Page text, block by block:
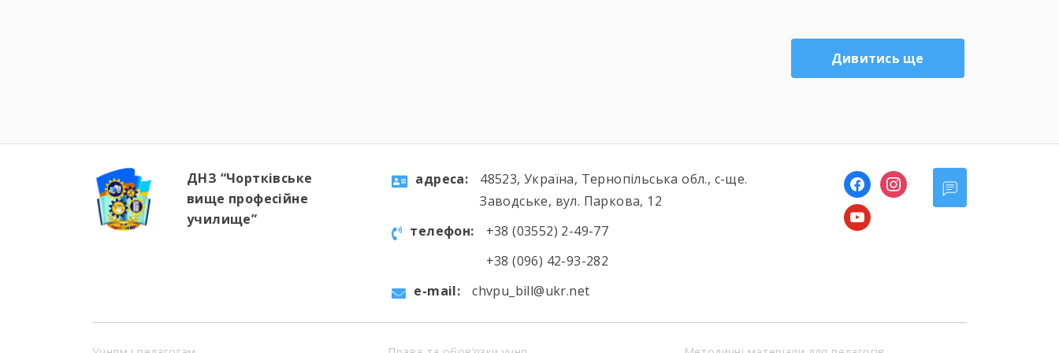
наша історія, наша зброя та наша
єдність.Цей день став ще одним
доказом того, що українська мова —
Дивитись ще
ДНЗ “Чортківське
вище професійне
училище”
aдресa:
48523, Україна, Тернопільська обл., с-ще.
Заводське, вул. Паркова, 12
телефон:
+38 (03552) 2-49-77
+38 (096) 42-93-282
e-mail:
chvpu_bill@ukr.net
facebookinstagram
youtube